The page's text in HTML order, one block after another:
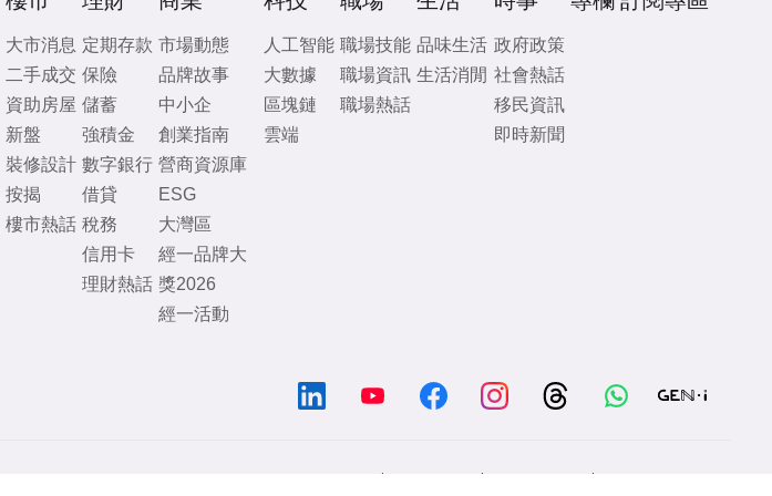
大市消息
二手成交
資助房屋
新盤
裝修設計
按揭
樓市熱話
定期存款
保險
儲蓄
強積金
數字銀行
借貸
稅務
信用卡
理財熱話
市場動態
品牌故事
中小企
創業指南
營商資源庫
ESG
大灣區
經一品牌大
獎2026
經一活動
人工智能
大數據
區塊鏈
雲端
職場技能
職場資訊
職場熱話
品味生活
生活消閒
政府政策
社會熱話
移民資訊
即時新聞
/ / /